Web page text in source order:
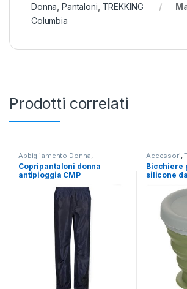
Donna ,Pantaloni TREKKING
Columbia
Prodotti correlati
Abbigliamento Donna
Pantaloni TREKKING
Copripantaloni donna
antipioggia CMP
Accessori ,
Bicchiere
silicone